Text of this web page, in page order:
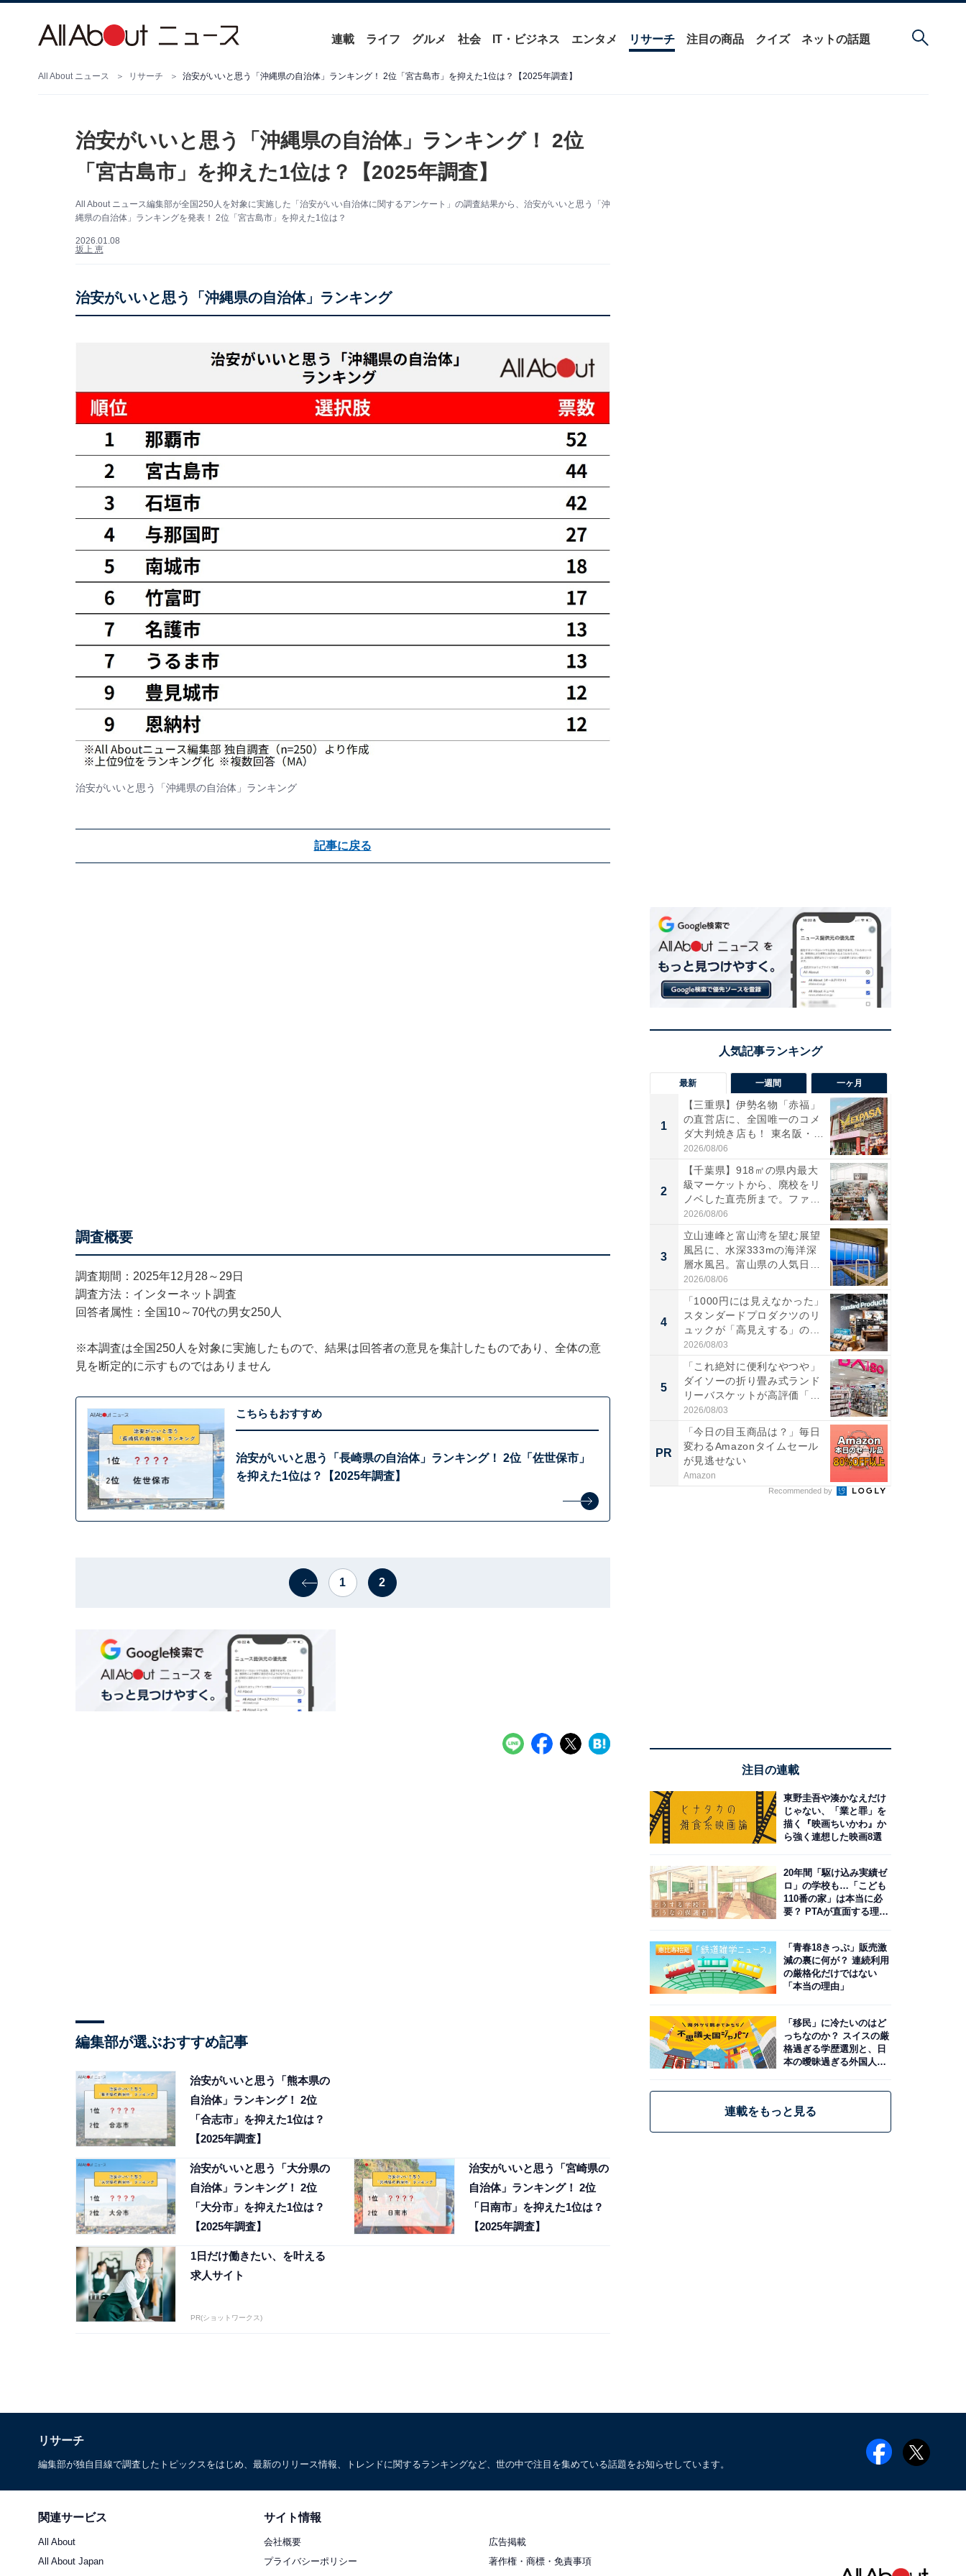
連載 ライフ グルメ 社会 IT・ビジネス エンタメ リサーチ 注目の商品 クイズ ネットの話題
All About ニュース リサーチ 治安がいいと思う「沖縄県の自治体」ランキング！ 2位「宮古島市」を抑えた1位は？【2025年調査】
治安がいいと思う「沖縄県の自治体」ランキング！ 2位
「宮古島市」を抑えた1位は？【2025年調査】
All About ニュース編集部が全国250人を対象に実施した「治安がいい自治体に関するアンケート」の調査結果から、治安がいいと思う「沖
縄県の自治体」ランキングを発表！ 2位「宮古島市」を抑えた1位は？
2026.01.08
坂上 恵
治安がいいと思う「沖縄県の自治体」ランキング
治安がいいと思う「沖縄県の自治体」ランキング
記事に戻る
調査概要
調査期間：2025年12月28～29日
調査方法：インターネット調査
回答者属性：全国10～70代の男女250人
※本調査は全国250人を対象に実施したもので、結果は回答者の意見を集計したものであり、全体の意
見を断定的に示すものではありません
こちらもおすすめ
治安がいいと思う「長崎県の自治体」ランキング！ 2位「佐世保市」
を抑えた1位は？【2025年調査】
1 2
編集部が選ぶおすすめ記事
治安がいいと思う「熊本県の
自治体」ランキング！ 2位
「合志市」を抑えた1位は？
【2025年調査】
治安がいいと思う「大分県の
自治体」ランキング！ 2位
「大分市」を抑えた1位は？
【2025年調査】
治安がいいと思う「宮崎県の
自治体」ランキング！ 2位
「日南市」を抑えた1位は？
【2025年調査】
1日だけ働きたい、を叶える
求人サイト
PR(ショットワークス)
最新 一週間 一ヶ月
1
【三重県】伊勢名物「赤福」
の直営店に、全国唯一のコメ
ダ大判焼き店も！ 東名阪・
伊...
2026/08/06
2
【千葉県】918㎡の県内最大
級マーケットから、廃校をリ
ノベした直売所まで。ファ
ー...
2026/08/06
3
立山連峰と富山湾を望む展望
風呂に、水深333mの海洋深
層水風呂。富山県の人気日
帰...
2026/08/06
4
「1000円には見えなかった」
スタンダードプロダクツのリ
ュックが「高見えする」の...
2026/08/03
5
「これ絶対に便利なやつや」
ダイソーの折り畳み式ランド
リーバスケットが高評価「使
わ...
2026/08/03
PR
「今日の目玉商品は？」毎日
変わるAmazonタイムセール
が見逃せない
Amazon
Recommended by
注目の連載
東野圭吾や湊かなえだけ
じゃない、「業と罪」を
描く『映画ちいかわ』か
ら強く連想した映画8選
20年間「駆け込み実績ゼ
ロ」の学校も…「こども
110番の家」は本当に必
要？ PTAが直面する理想
「青春18きっぷ」販売激
減の裏に何が？ 連続利用
の厳格化だけではない
「本当の理由」
「移民」に冷たいのはど
っちなのか？ スイスの厳
格過ぎる学歴選別と、日
本の曖昧過ぎる外国人政
連載をもっと見る
リサーチ
編集部が独自目線で調査したトピックスをはじめ、最新のリリース情報、トレンドに関するランキングなど、世の中で注目を集めている話題をお知らせしています。
関連サービス
All About
All About Japan
サイト情報
会社概要
広告掲載
プライバシーポリシー
著作権・商標・免責事項